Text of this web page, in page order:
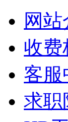
网站
收费
客服
求职